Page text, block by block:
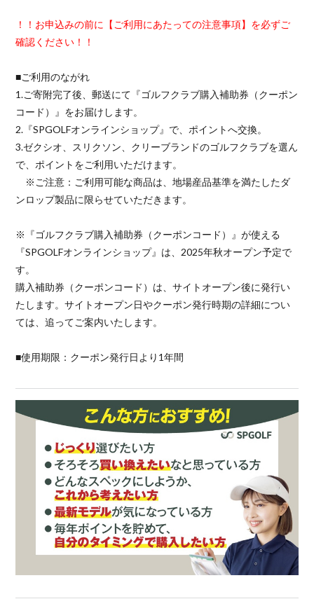
！！お申込みの前に【ご利用にあたっての注意事項】を必ずご
確認ください！！
■ご利用のながれ
1.ご寄附完了後、郵送にて『ゴルフクラブ購入補助券（クーポン
コード）』をお届けします。
2.『SPGOLFオンラインショップ』で、ポイントへ交換。
3.ゼクシオ、スリクソン、クリーブランドのゴルフクラブを選ん
で、ポイントをご利用いただけます。
※ご注意：ご利用可能な商品は、地場産品基準を満たしたダ
ンロップ製品に限らせていただきます。
※『ゴルフクラブ購入補助券（クーポンコード）』が使える
『SPGOLFオンラインショップ』は、2025年秋オープン予定で
す。
購入補助券（クーポンコード）は、サイトオープン後に発行い
たします。サイトオープン日やクーポン発行時期の詳細につい
ては、追ってご案内いたします。
■使用期限：クーポン発行日より1年間